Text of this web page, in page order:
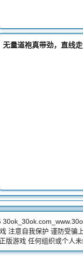
注意自我保护 谨防受骗
版游戏 任何组织或个人